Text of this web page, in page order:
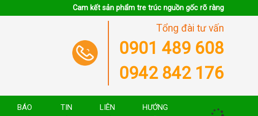
Cam kết sản phẩm tre trúc nguồn gốc rõ ràng
Tổng đài tư vấn
0901 489 608
0942 842 176
BÁO
TIN
LIÊN
HƯỚNG